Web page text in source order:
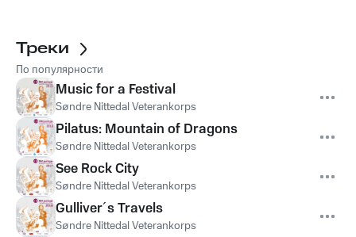
Треки
По популярности
Music for a Festival
Søndre Nittedal Veterankorps
Pilatus: Mountain of Dragons
Søndre Nittedal Veterankorps
See Rock City
Søndre Nittedal Veterankorps
Gulliver´s Travels
Søndre Nittedal Veterankorps